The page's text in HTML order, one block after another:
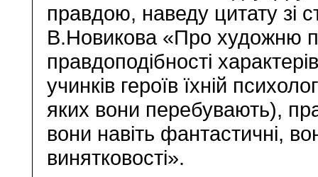
правдою, наведу цитату зі
В.Новикова «Про художню
правдоподібності
учинків героїв їхній
яких вони перебувають),
вони навіть фантастичні,
винятковості».